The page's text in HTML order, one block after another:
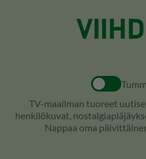
TV-maailman tuoreet
henkilökuvat,
Nappaa oma